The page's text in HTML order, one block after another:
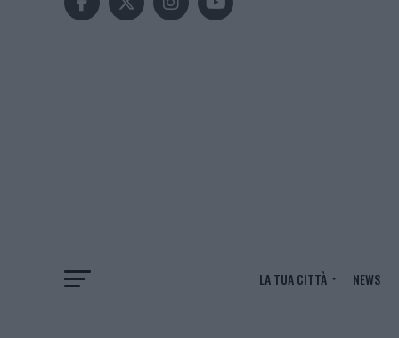
LA TUA CITTÀ NEWS